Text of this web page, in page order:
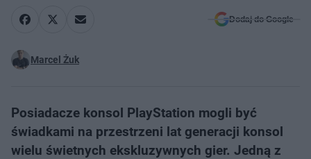
Dodaj do Google
Marcel Żuk
Posiadacze konsol PlayStation mogli być
świadkami na przestrzeni lat generacji konsol
wielu świetnych ekskluzywnych gier. Jedną z